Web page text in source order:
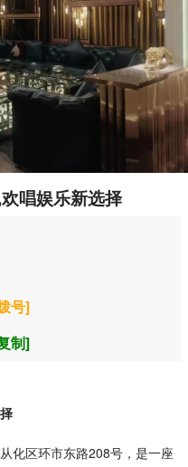
唱娱乐新选择
号]
制]
化区环市东路208号，是一座